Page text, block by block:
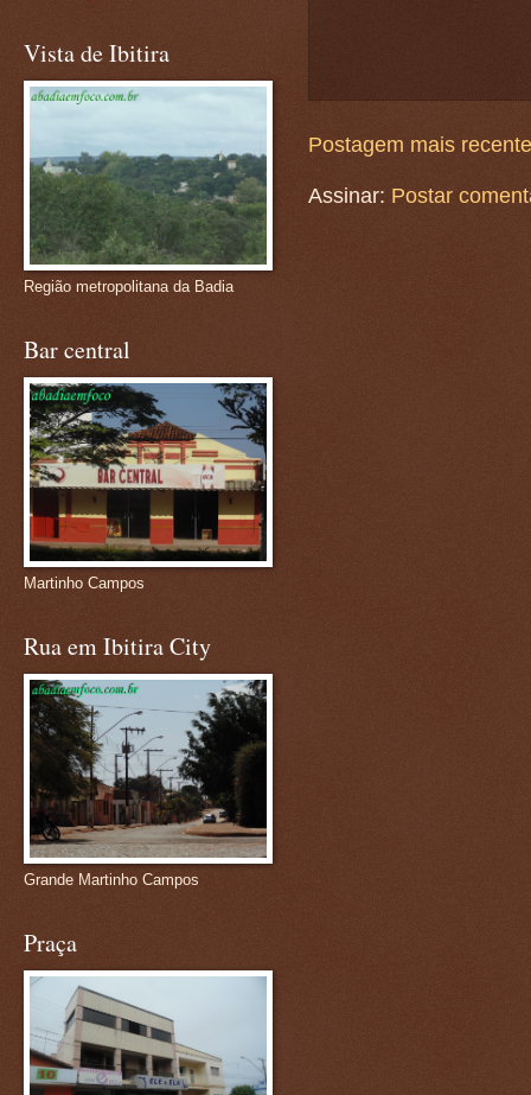
Postagem mais recente
Assinar: Postar
Vista de Ibitira
Região metropolitana da Badia
Bar central
Martinho Campos
Rua em Ibitira City
Grande Martinho Campos
Praça